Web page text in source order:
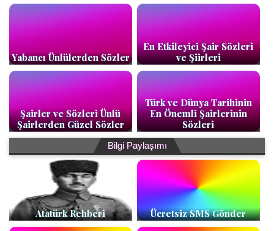
Yabancı Ünlülerden Sözler
En Etkileyici Şair Sözleri
ve Şiirleri
Şairler ve Sözleri Ünlü
Şairlerden Güzel Sözler
Türk ve Dünya Tarihinin
En Önemli Şairlerinin
Sözleri
Bilgi Paylaşımı
Atatürk Rehberi Ücretsiz SMS Gönder